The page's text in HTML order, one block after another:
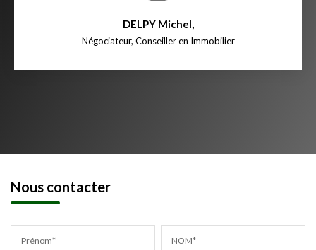
DELPY Michel,
Négociateur, Conseiller en Immobilier
Nous contacter
Prénom* NOM*